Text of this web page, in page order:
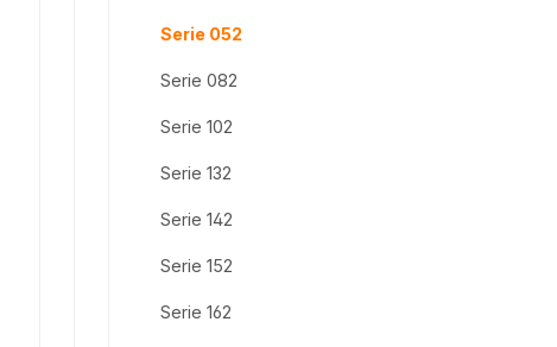
Serie 052
Serie 082
Serie 102
Serie 132
Serie 142
Serie 152
Serie 162